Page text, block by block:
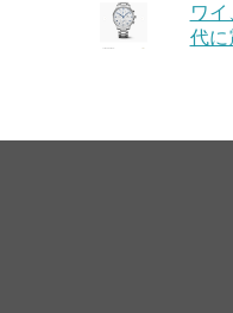
ワ
代に